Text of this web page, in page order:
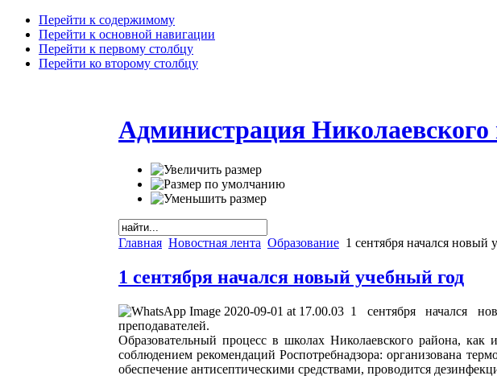
Перейти к содержимому
Перейти к основной навигации
Перейти к первому столбцу
Перейти ко второму столбцу
Администрация
Главная Новостная лента Образование 1 сентября начался новый
1 сентября начался новый учебный год
1 сентября начался
преподавателей.
Образовательный процесс в школах Николаевского района,
соблюдением рекомендаций Роспотребнадзора: организована
обеспечение антисептическими средствами, проводится